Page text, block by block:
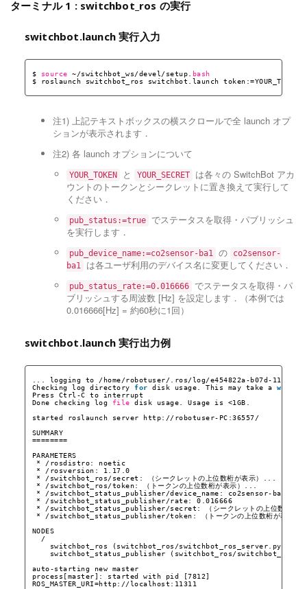
ターミナル 1 : switchbot_ros の実行
switchbot.launch 実行入力
$ source ~/switchbot_ws/devel/setup
bash
$ roslaunch switchbot_ros switchbot.launch token:=YOUR_TOKEN
注1) 上記テキストボックスの横スクロールで全 launch オプ
ションが表示されます．
注2) 各 launch オプションについて
YOUR_TOKEN と YOUR_SECRET
は各々の SwitchBot アカ
ウントのトークンとシークレットに置き換えて実行して
ください．
pub_status:=true
でステータスを取得・パブリッシュ
を実行します．
pub_device_name:=co2sensor-ba1 の
co2sensor-
ba1
は各ユーザ利用のデバイス名に変更してください．
pub_status_rate:=0.016666
でステータスを取得・パ
ブリッシュする周波数 [Hz] を設定します．（本例では
0.016666[Hz] = 約60秒に1回）
switchbot.launch 実行出力例
... logging to /home/robotuser/ .ros/log/e454822a-b07d-11ef-
Checking log directory for disk usage. This may take a while
Press Ctrl-C to interrupt
Done checking log
file
disk usage. Usage is <1GB.
started roslaunch server http: //robotuser-PC :36557/
SUMMARY
========
PARAMETERS
* /rosdistro: noetic
* /rosversion : 1.17.0
* /switchbot_ros/secret : （シークレットの上位数桁が表示）...
* /switchbot_ros/token: （トークンの上位数桁が表示）...
* /switchbot_status_publisher/device_name : co2sensor-ba1
* /switchbot_status_publisher/rate: 0.016666
* /switchbot_status_publisher/secret : （シークレットの上位数桁が
* /switchbot_status_publisher/token : （トークンの上位数桁が表示
NODES
/
switchbot_ros (switchbot_ros /switchbot_ros_server .py)
switchbot_status_publisher (switchbot_ros/
auto-starting new master
process[master]: started with pid [7812]
ROS_MASTER_URI=http: //localhost :11311